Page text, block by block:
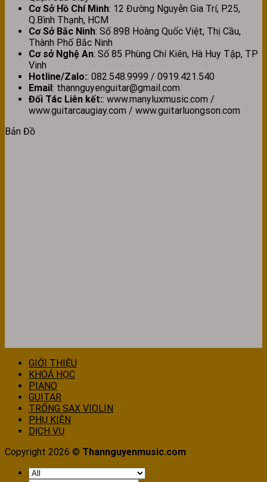
Cơ Sở Hồ Chí Minh: 12 Đường Nguyễn Gia Trí, P.25,
Q.Bình Thạnh, HCM
Cơ Sở Bắc Ninh: Số 89B Hoàng Quốc Việt, Thị Cầu,
Thành Phố Bắc Ninh
Cơ sở Nghệ An: Số 85 Phùng Chí Kiên, Hà Huy Tập, TP
Vinh
Hotline/Zalo:: 082.548.9999 / 0919.421.540
Email: thannguyenguitar@gmail.com
Đối Tác Liên kết:: www.manyluxmusic.com /
www.guitarcaugiay.com / www.guitarluongson.com
Bản Đồ
GIỚI THIỆU
KHOÁ HỌC
PIANO
GUITAR
TRỐNG SAX VIOLIN
PHỤ KIỆN
DỊCH VỤ
Copyright 2026 © Thannguyenmusic.com